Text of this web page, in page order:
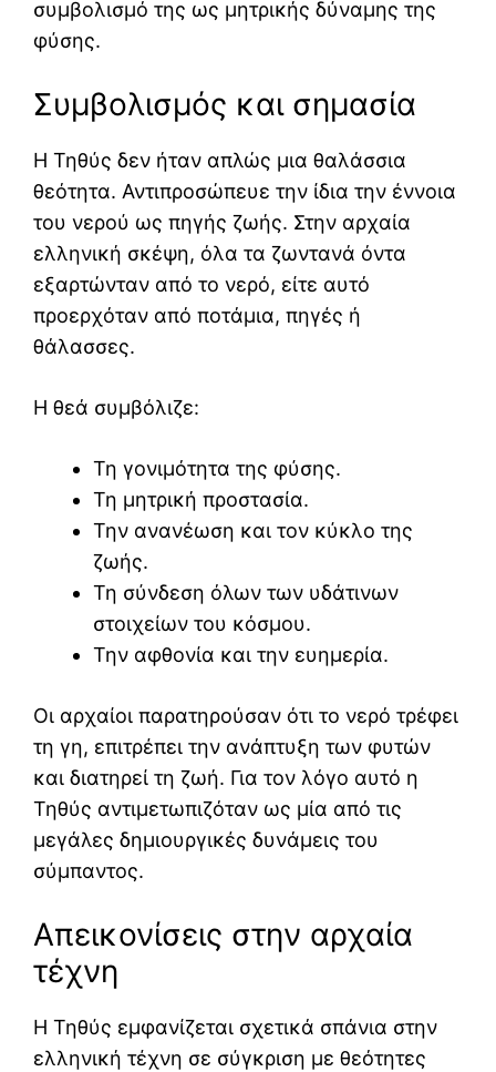
συμβολισμό της ως μητρικής δύναμης της
φύσης.
Συμβολισμός και σημασία
Η Τηθύς δεν ήταν απλώς μια θαλάσσια
θεότητα. Αντιπροσώπευε την ίδια την έννοια
του νερού ως πηγής ζωής. Στην αρχαία
ελληνική σκέψη, όλα τα ζωντανά όντα
εξαρτώνταν από το νερό, είτε αυτό
προερχόταν από ποτάμια, πηγές ή
θάλασσες.
Η θεά συμβόλιζε:
Τη γονιμότητα της φύσης.
Τη μητρική προστασία.
Την ανανέωση και τον κύκλο της
ζωής.
Τη σύνδεση όλων των υδάτινων
στοιχείων του κόσμου.
Την αφθονία και την ευημερία.
Οι αρχαίοι παρατηρούσαν ότι το νερό τρέφει
τη γη, επιτρέπει την ανάπτυξη των φυτών
και διατηρεί τη ζωή. Για τον λόγο αυτό η
Τηθύς αντιμετωπιζόταν ως μία από τις
μεγάλες δημιουργικές δυνάμεις του
σύμπαντος.
Απεικονίσεις στην αρχαία
τέχνη
Η Τηθύς εμφανίζεται σχετικά σπάνια στην
ελληνική τέχνη σε σύγκριση με θεότητες